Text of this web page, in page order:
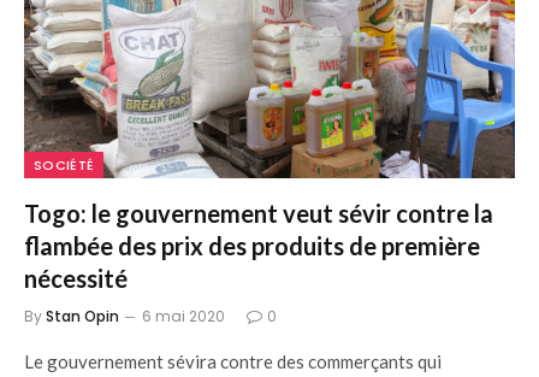
SOCIÉTÉ
Togo: le gouvernement veut sévir contre la
flambée des prix des produits de première
nécessité
ByStan Opin 6 mai 2020 0
Le gouvernement sévira contre des commerçants qui